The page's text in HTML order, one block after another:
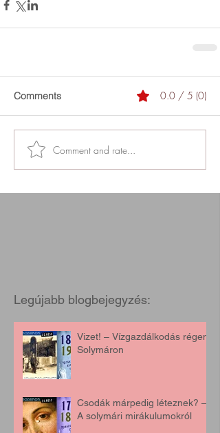
Comments 0.0 / 5 (0)
Comment and rate...
Legújabb blogbejegyzés:
Vizet! – Vízgazdálkodás régen,
Solymáron
Csodák márpedig léteznek? –
A solymári mirákulumokról